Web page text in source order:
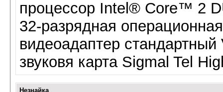
процессор Intel® Core™ 2
32-разрядная
видеоадаптер
звуковя карта Sigmal Tel
Незнайка